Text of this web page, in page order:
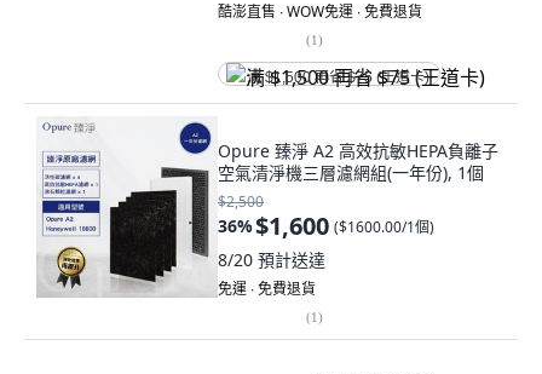
酷澎直售 ∙ WOW免運 ∙ 免費退貨
(1)
满 $1,500 再省 $75 (王道卡)
Opure 臻淨 A2 高效抗敏HEPA負離子
空氣清淨機三層濾網組(一年份), 1個
$2,500
36%$1,600 ($1600.00/1個)
8/20 預計送達
免運 ∙ 免費退貨
(1)